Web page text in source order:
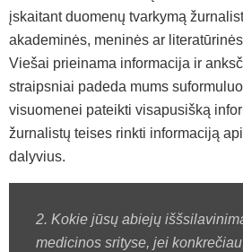
įskaitant duomenų tvarkymą
akademinės, meninės ar
Viešai prieinama informacija ir
straipsniai padeda mums
visuomenei pateikti visapusišką
žurnalistų teises rinkti informaciją
dalyvius.
2. Kokie jūsų abiejų
medicinos srityse, jei